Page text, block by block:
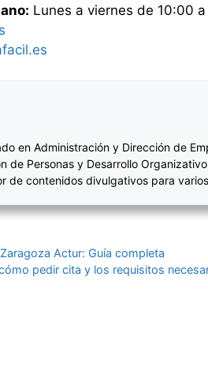
Lunes a viernes de 10:00
en Administración y Dirección de
de Personas y Desarrollo
de contenidos divulgativos para
Actur: Guía completa
pedir cita y los requisitos